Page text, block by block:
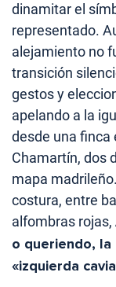
dinamitar el
representado.
alejamiento no
transición
gestos y
apelando a la
desde una finca
Chamartín, dos
mapa
costura, entre
alfombras rojas,
o queriendo,
«izquierda